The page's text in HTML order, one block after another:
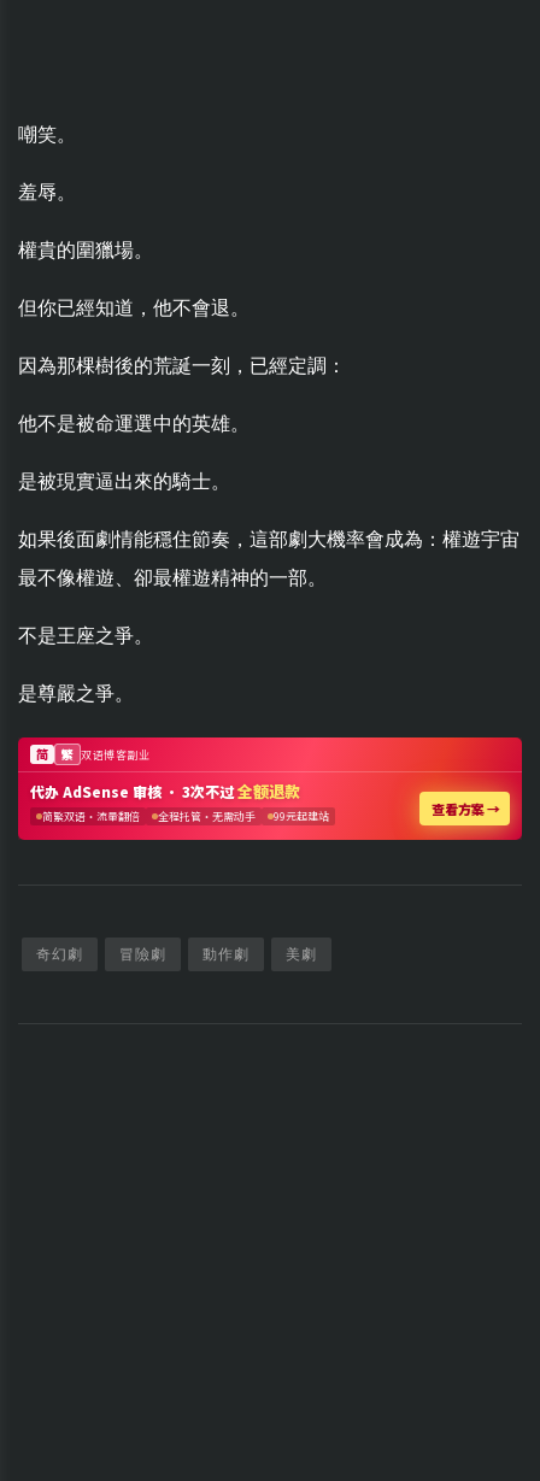
嘲笑。
羞辱。
權貴的圍獵場。
但你已經知道，他不會退。
因為那棵樹後的荒誕一刻，已經定調：
他不是被命運選中的英雄。
是被現實逼出來的騎士。
如果後面劇情能穩住節奏，這部劇大機率會成為：權遊宇宙
最不像權遊、卻最權遊精神的一部。
不是王座之爭。
是尊嚴之爭。
奇幻劇 冒險劇 動作劇 美劇